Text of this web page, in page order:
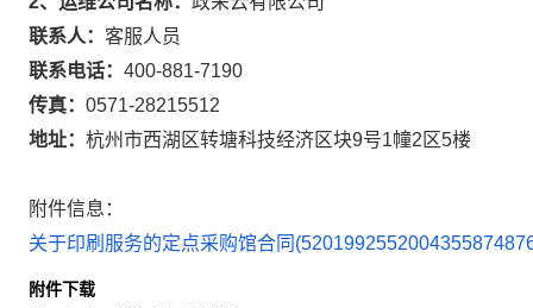
联系人： 客服人员
联系电话： 400-881-7190
传真： 0571-28215512
地址： 杭州市西湖区转塘科技经济区块9号1幢2区5楼
附件信息：
关于印刷服务的定点采购馆合同
附件下载